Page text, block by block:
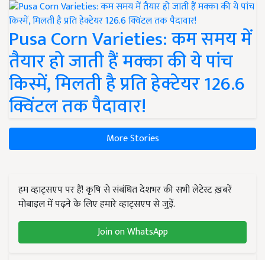
Pusa Corn Varieties: कम समय में
तैयार हो जाती हैं मक्का की ये पांच
किस्में, मिलती है प्रति हेक्टेयर 126.6
क्विंटल तक पैदावार!
More Stories
हम व्हाट्सएप पर हैं! कृषि से संबंधित देशभर की सभी लेटेस्ट ख़बरें
मोबाइल में पढ़ने के लिए हमारे व्हाट्सएप से जुड़ें.
Join on WhatsApp